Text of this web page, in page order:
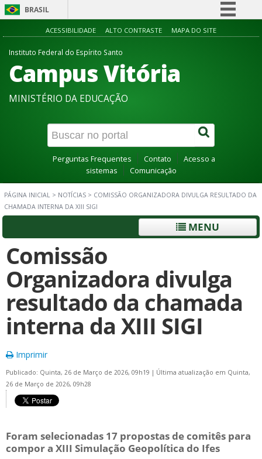
BRASIL
Simplifique!
Acesso à informação
Canais
ACESSIBILIDADE ALTO CONTRASTE MAPA DO SITE
Instituto Federal do Espírito Santo
Campus Vitória
MINISTÉRIO DA EDUCAÇÃO
Perguntas Frequentes Contato
Acesso a
sistemas
Comunicação
PÁGINA INICIAL > NOTÍCIAS > COMISSÃO ORGANIZADORA DIVULGA RESULTADO DA
CHAMADA INTERNA DA XIII SIGI
MENU
Comissão
Organizadora divulga
resultado da chamada
interna da XIII SIGI
Imprimir
Publicado: Quinta, 26 de Março de 2026, 09h19 | Última atualização em Quinta,
26 de Março de 2026, 09h28
Foram selecionadas 17 propostas de comitês para
compor a XIII Simulação Geopolítica do Ifes